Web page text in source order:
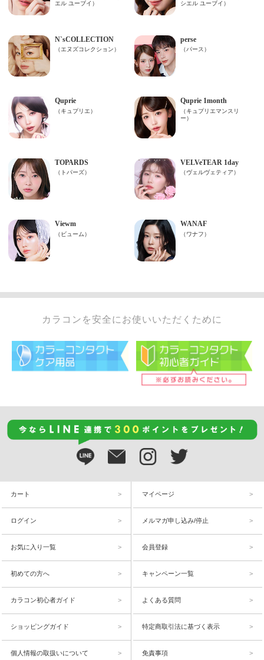
カラコンを安全にお使いいただくために
カート マイページ
ログイン メルマガ申し込み/停止
お気に入り一覧 会員登録
初めての方へ キャンペーン一覧
カラコン初心者ガイド よくある質問
ショッピングガイド 特定商取引法に基づく表示
個人情報の取扱いについて 免責事項